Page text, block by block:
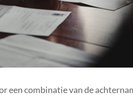
een combinatie van de